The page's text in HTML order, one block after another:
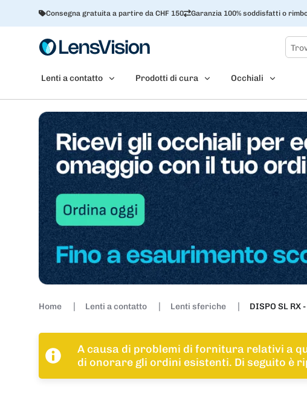
Consegna gratuita a partire da CHF 150 Garanzia 100% soddisfatti o
Lenti a contatto Prodotti di cura Occhiali
Home Lenti a contatto Lenti sferiche DISPO SL RX
A causa di problemi di fornitura relativi a
di onorare gli ordini esistenti. Di seguito è